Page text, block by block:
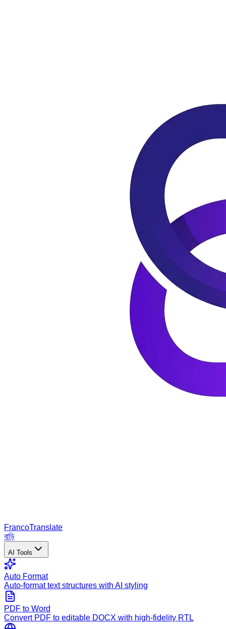
FrancoTranslate
বাড়ি
AI Tools
Auto Format
Auto-format text structures with AI styling
PDF to Word
Convert PDF to editable DOCX with high-fidelity RTL